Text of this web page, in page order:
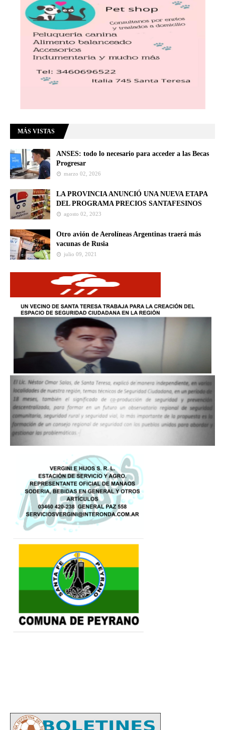
MÁS VISTAS
ANSES: todo lo necesario para acceder a las Becas
Progresar
marzo 02, 2026
LA PROVINCIA ANUNCIÓ UNA NUEVA ETAPA
DEL PROGRAMA PRECIOS SANTAFESINOS
agosto 02, 2023
Otro avión de Aerolíneas Argentinas traerá más
vacunas de Rusia
julio 09, 2021